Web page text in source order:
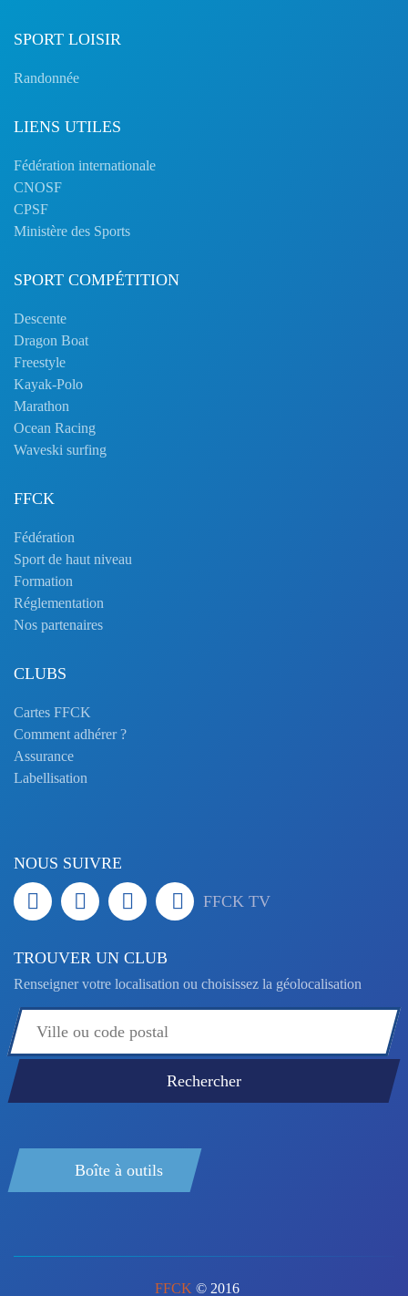
SPORT LOISIR
Randonnée
LIENS UTILES
Fédération internationale
CNOSF
CPSF
Ministère des Sports
SPORT COMPÉTITION
Descente
Dragon Boat
Freestyle
Kayak-Polo
Marathon
Ocean Racing
Waveski surfing
FFCK
Fédération
Sport de haut niveau
Formation
Réglementation
Nos partenaires
CLUBS
Cartes FFCK
Comment adhérer ?
Assurance
Labellisation
NOUS SUIVRE
FFCK TV
TROUVER UN CLUB
Renseigner votre localisation ou choisissez la géolocalisation
Boîte à outils
FFCK © 2016